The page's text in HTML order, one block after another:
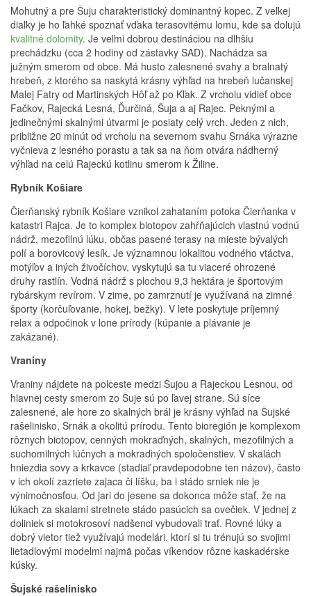
Mohutný a pre Šuju charakteristický dominantný kopec. Z veľkej
diaľky je ho ľahké spoznať vďaka terasovitému lomu, kde sa dolujú
kvalitné dolomity. Je veľmi dobrou destináciou na dlhšiu
prechádzku (cca 2 hodiny od zástavky SAD). Nachádza sa
južným smerom od obce. Má husto zalesnené svahy a bralnatý
hrebeň, z ktorého sa naskytá krásny výhľad na hrebeň lučanskej
Malej Fatry od Martinských Hôľ až po Kľak. Z vrcholu vidieť obce
Fačkov, Rajecká Lesná, Ďurčiná, Šuja a aj Rajec. Peknými a
jedinečnými skalnými útvarmi je posiaty celý vrch. Jeden z nich,
približne 20 minút od vrcholu na severnom svahu Srnáka výrazne
vyčnieva z lesného porastu a tak sa na ňom otvára nádherný
výhľad na celú Rajeckú kotlinu smerom k Žiline.
Rybník Košiare
Čierňanský rybník Košiare vznikol zahataním potoka Čierňanka v
katastri Rajca. Je to komplex biotopov zahŕňajúcich vlastnú vodnú
nádrž, mezofilnú lúku, občas pasené terasy na mieste bývalých
polí a borovicový lesík. Je významnou lokalitou vodného vtáctva,
motýľov a iných živočíchov, vyskytujú sa tu viaceré ohrozené
druhy rastlín. Vodná nádrž s plochou 9,3 hektára je športovým
rybárskym revírom. V zime, po zamrznutí je využívaná na zimné
športy (korčuľovanie, hokej, bežky). V lete poskytuje príjemný
relax a odpočinok v lone prírody (kúpanie a plávanie je
zakázané).
Vraniny
Vraniny nájdete na polceste medzi Šujou a Rajeckou Lesnou, od
hlavnej cesty smerom zo Šuje sú po ľavej strane. Sú síce
zalesnené, ale hore zo skalných brál je krásny výhľad na Šujské
rašelinisko, Srnák a okolitú prírodu. Tento bioregión je komplexom
rôznych biotopov, cenných mokraďných, skalných, mezofilných a
suchomilných lúčnych a mokraďných spoločenstiev. V skalách
hniezdia sovy a krkavce (stadiaľ pravdepodobne ten názov), často
v ich okolí zazriete zajaca či líšku, ba i stádo srniek nie je
výnimočnosťou. Od jari do jesene sa dokonca môže stať, že na
lúkach za skalami stretnete stádo pasúcich sa ovečiek. V jednej z
doliniek si motokrosoví nadšenci vybudovali trať. Rovné lúky a
dobrý vietor tiež využívajú modelári, ktorí si tu trénujú so svojimi
lietadlovými modelmi najmä počas víkendov rôzne kaskadérske
kúsky.
Šujské rašelinisko